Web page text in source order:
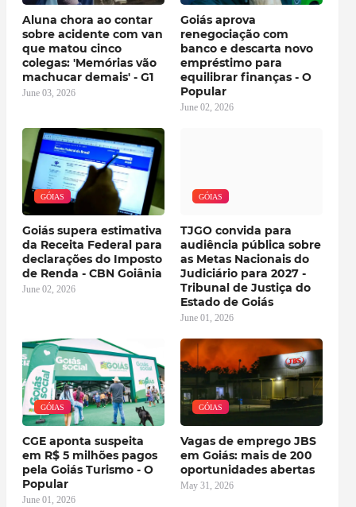
Aluna chora ao contar
sobre acidente com van
que matou cinco
colegas: 'Memórias vão
machucar demais' - G1
June 03, 2026
Goiás aprova
renegociação com
banco e descarta novo
empréstimo para
equilibrar finanças - O
Popular
June 02, 2026
GÓIAS
Goiás supera estimativa
da Receita Federal para
declarações do Imposto
de Renda - CBN Goiânia
June 02, 2026
GÓIAS
TJGO convida para
audiência pública sobre
as Metas Nacionais do
Judiciário para 2027 -
Tribunal de Justiça do
Estado de Goiás
June 01, 2026
GÓIAS
CGE aponta suspeita
em R$ 5 milhões pagos
pela Goiás Turismo - O
Popular
June 01, 2026
GÓIAS
Vagas de emprego JBS
em Goiás: mais de 200
oportunidades abertas
May 31, 2026